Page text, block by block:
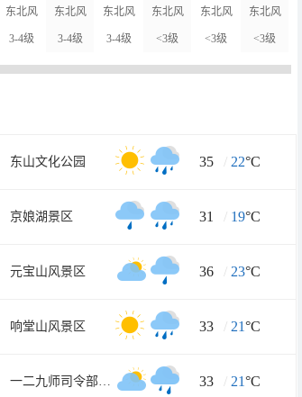
东北风
3-4级
东北风
3-4级
东北风
3-4级
东北风
<3级
东北风
<3级
东北风
<3级
东山文化公园 35 / 22°C
京娘湖景区 31 / 19°C
元宝山风景区 36 / 23°C
响堂山风景区 33 / 21°C
一二九师司令部旧址 33 / 21°C